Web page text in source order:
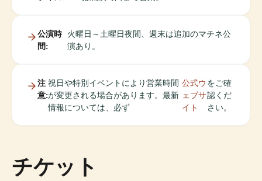
公演時
間:
火曜日～土曜日夜間、週末は追加のマチネ公
演あり。
注
意:
祝日や特別イベントにより営業時間
が変更される場合があります。最新
情報については、必ず
公式ウ
ェブサ
イト
をご確
認くだ
さい。
チケット